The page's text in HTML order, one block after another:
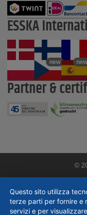
ESSKA
new new
Partner &
©
Questo sito utilizza
terze parti per fornire e
servizi e per